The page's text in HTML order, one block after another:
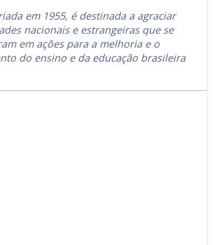
Roraima
Sergipe
em 1955, é destinada a agraciar
nacionais e estrangeiras que se
em ações para a melhoria e o
do ensino e da educação brasileira